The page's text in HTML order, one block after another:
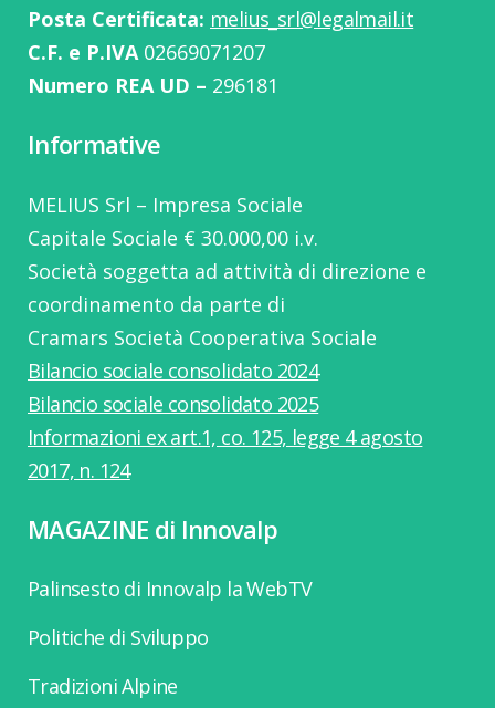
Posta Certificata: melius_srl@legalmail.it
C.F. e P.IVA02669071207
Numero REA UD – 296181
Informative
MELIUS Srl – Impresa Sociale
Capitale Sociale € 30.000,00 i.v.
Società soggetta ad attività di direzione e
coordinamento da parte di
Cramars Società Cooperativa Sociale
Bilancio sociale consolidato 2024
Bilancio sociale consolidato 2025
Informazioni ex art.1, co. 125, legge 4 agosto
2017, n. 124
MAGAZINE di Innovalp
Palinsesto di Innovalp la WebTV
Politiche di Sviluppo
Tradizioni Alpine